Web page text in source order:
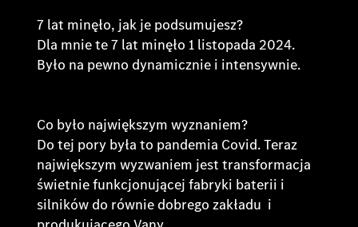
7 lat minęło, jak je podsumujesz?
Dla mnie te 7 lat minęło 1 listopada 2024.
Było na pewno dynamicznie i intensywnie.
Co było największym wyznaniem?
Do tej pory była to pandemia Covid. Teraz
największym wyzwaniem jest transformacja
świetnie funkcjonującej fabryki baterii i
silników do równie dobrego zakładu i